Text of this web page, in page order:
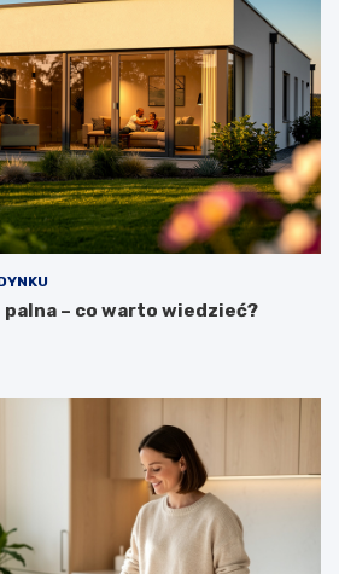
palna – co warto wiedzieć?